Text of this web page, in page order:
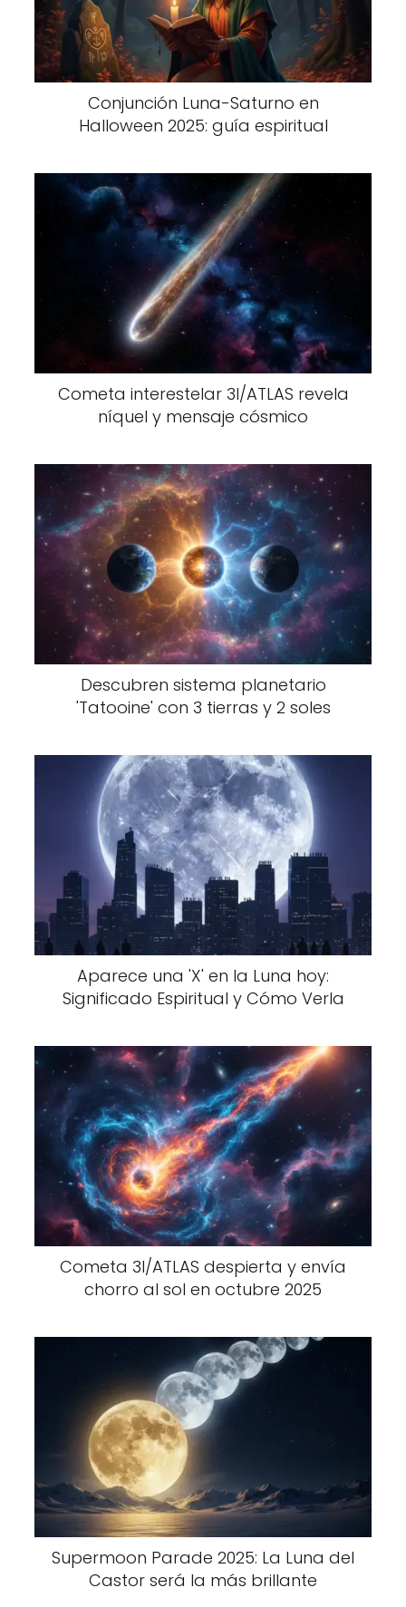
Conjunción Luna-Saturno en
Halloween 2025: guía espiritual
Cometa interestelar 3I/ATLAS revela
níquel y mensaje cósmico
Descubren sistema planetario
'Tatooine' con 3 tierras y 2 soles
Aparece una 'X' en la Luna hoy:
Significado Espiritual y Cómo Verla
Cometa 3I/ATLAS despierta y envía
chorro al sol en octubre 2025
Supermoon Parade 2025: La Luna del
Castor será la más brillante